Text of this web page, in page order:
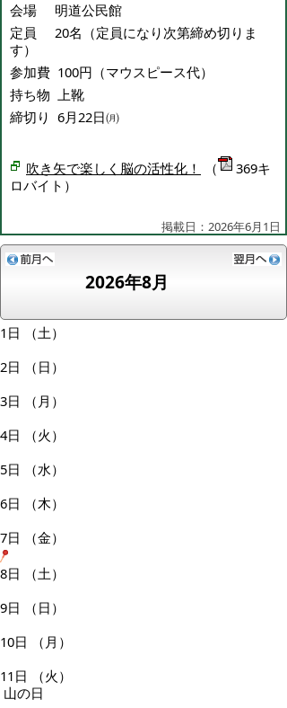
会場 明道公民館
定員 20名（定員になり次第締め切りま
す）
参加費 100円（マウスピース代）
持ち物 上靴
締切り 6月22日㈪
吹き矢で楽しく脳の活性化！ （
369キ
ロバイト）
掲載日：2026年6月1日
2026年8月
1日
（土）
2日
（日）
3日
（月）
4日
（火）
5日
（水）
6日
（木）
7日
（金）
8日
（土）
9日
（日）
10日
（月）
11日
（火）
山の日